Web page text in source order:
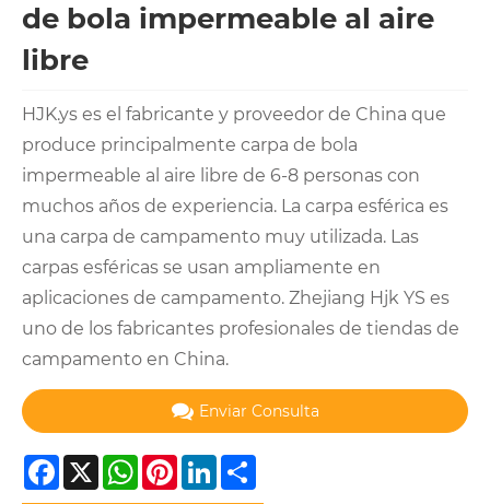
de bola impermeable al aire
libre
HJK.ys es el fabricante y proveedor de China que
produce principalmente carpa de bola
impermeable al aire libre de 6-8 personas con
muchos años de experiencia. La carpa esférica es
una carpa de campamento muy utilizada. Las
carpas esféricas se usan ampliamente en
aplicaciones de campamento. Zhejiang Hjk YS es
uno de los fabricantes profesionales de tiendas de
campamento en China.
Enviar Consulta
Facebook
X WhatsApp
Pinterest
LinkedIn